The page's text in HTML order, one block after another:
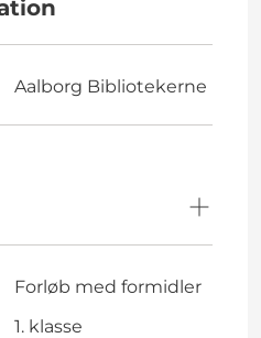
Aalborg Bibliotekerne
Forløb med formidler
1. klasse